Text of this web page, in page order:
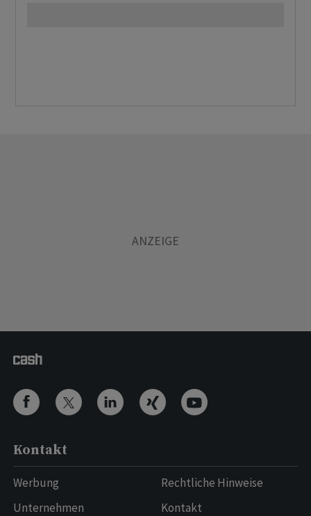
Kontakt
Werbung
Unternehmen
Rechtliche Hinweise
Kontakt